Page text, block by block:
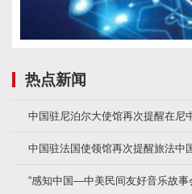
热点新闻
中国驻尼泊尔大使馆再次提醒在尼
中国驻法国使领馆再次提醒旅法中
“感知中国—中美民间友好音乐故事